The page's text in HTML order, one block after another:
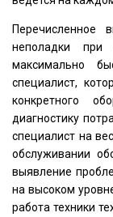
Перечисленное
неполадки
максимально
специалист,
конкретного
диагностику
специалист на
обслуживании
выявление
на высоком
работа техники